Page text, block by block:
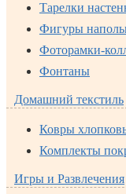
Тарелки
Фигуры
Фоторамки-
Фонтаны
Домашний текстиль
Ковры
Комплекты
Игры и Развлечения